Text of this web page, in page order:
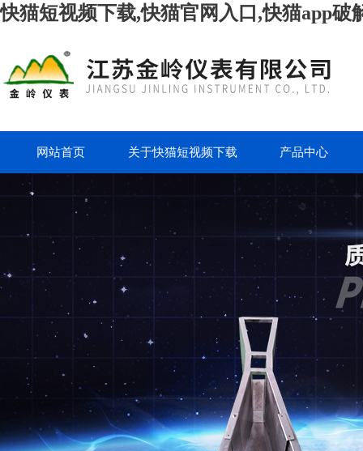
快猫短视频下载,快猫官网入口,快猫app
网站首页 关于快猫短视频下载 产品中心